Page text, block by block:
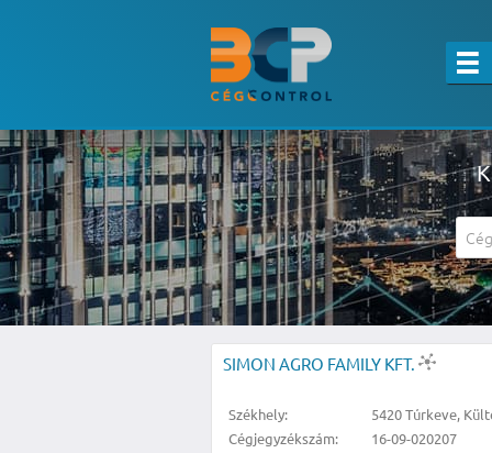
A részletes kereső csak belépett
SIMON AGRO FAMILY KFT.
Székhely:
5420 Túrkeve,
Cégjegyzékszám:
16-09-020207